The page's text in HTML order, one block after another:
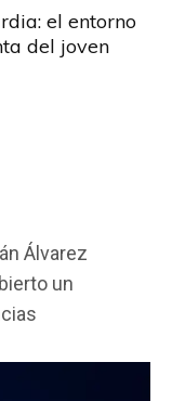
el entorno
del joven
Álvarez
un